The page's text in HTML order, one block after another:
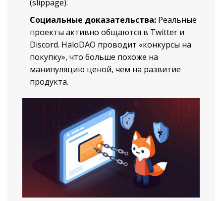
(slippage).
Социальные доказательства: Реальные
проекты активно общаются в Twitter и
Discord. HaloDAO проводит «конкурсы на
покупку», что больше похоже на
манипуляцию ценой, чем на развитие
продукта.